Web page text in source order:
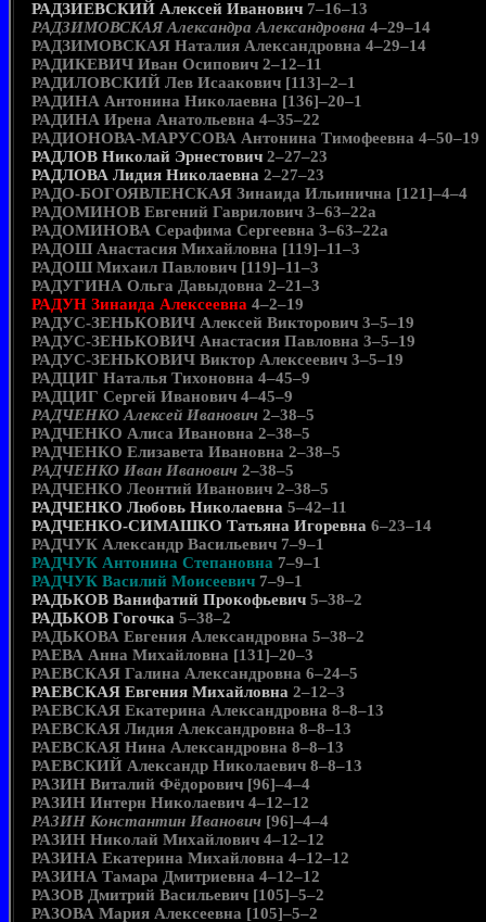
РАДЗИЕВСКИЙ Алексей Иванович 7–16–13
РАДЗИМОВСКАЯ Александра Александровна 4–29–14
РАДЗИМОВСКАЯ Наталия Александровна 4–29–14
РАДИКЕВИЧ Иван Осипович 2–12–11
РАДИЛОВСКИЙ Лев Исаакович [113]–2–1
РАДИНА Антонина Николаевна [136]–20–1
РАДИНА Ирена Анатольевна 4–35–22
РАДИОНОВА-МАРУСОВА Антонина Тимофеевна 4–50–19
РАДЛОВ Николай Эрнестович 2–27–23
РАДЛОВА Лидия Николаевна 2–27–23
РАДО-БОГОЯВЛЕНСКАЯ Зинаида Ильинична [121]–4–4
РАДОМИНОВ Евгений Гаврилович 3–63–22а
РАДОМИНОВА Серафима Сергеевна 3–63–22а
РАДОШ Анастасия Михайловна [119]–11–3
РАДОШ Михаил Павлович [119]–11–3
РАДУГИНА Ольга Давыдовна 2–21–3
РАДУН Зинаида Алексеевна 4–2–19
РАДУС-ЗЕНЬКОВИЧ Алексей Викторович 3–5–19
РАДУС-ЗЕНЬКОВИЧ Анастасия Павловна 3–5–19
РАДУС-ЗЕНЬКОВИЧ Виктор Алексеевич 3–5–19
РАДЦИГ Наталья Тихоновна 4–45–9
РАДЦИГ Сергей Иванович 4–45–9
РАДЧЕНКО Алексей Иванович 2–38–5
РАДЧЕНКО Алиса Ивановна 2–38–5
РАДЧЕНКО Елизавета Ивановна 2–38–5
РАДЧЕНКО Иван Иванович 2–38–5
РАДЧЕНКО Леонтий Иванович 2–38–5
РАДЧЕНКО Любовь Николаевна 5–42–11
РАДЧЕНКО-СИМАШКО Татьяна Игоревна 6–23–14
РАДЧУК Александр Васильевич 7–9–1
РАДЧУК Антонина Степановна 7–9–1
РАДЧУК Василий Моисеевич 7–9–1
РАДЬКОВ Ванифатий Прокофьевич 5–38–2
РАДЬКОВ Гогочка 5–38–2
РАДЬКОВА Евгения Александровна 5–38–2
РАЕВА Анна Михайловна [131]–20–3
РАЕВСКАЯ Галина Александровна 6–24–5
РАЕВСКАЯ Евгения Михайловна 2–12–3
РАЕВСКАЯ Екатерина Александровна 8–8–13
РАЕВСКАЯ Лидия Александровна 8–8–13
РАЕВСКАЯ Нина Александровна 8–8–13
РАЕВСКИЙ Александр Николаевич 8–8–13
РАЗИН Виталий Фёдорович [96]–4–4
РАЗИН Интерн Николаевич 4–12–12
РАЗИН Константин Иванович [96]–4–4
РАЗИН Николай Михайлович 4–12–12
РАЗИНА Екатерина Михайловна 4–12–12
РАЗИНА Тамара Дмитриевна 4–12–12
РАЗОВ Дмитрий Васильевич [105]–5–2
РАЗОВА Мария Алексеевна [105]–5–2